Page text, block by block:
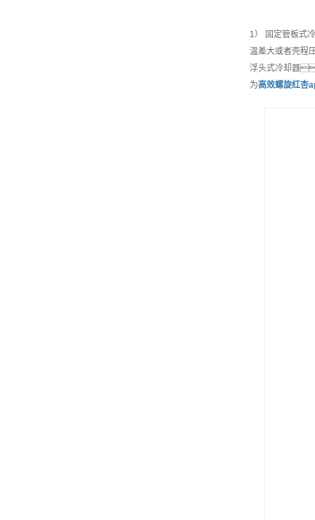
1） 固定管板
温差大或者壳
浮头式冷却器
为高效螺旋红杏